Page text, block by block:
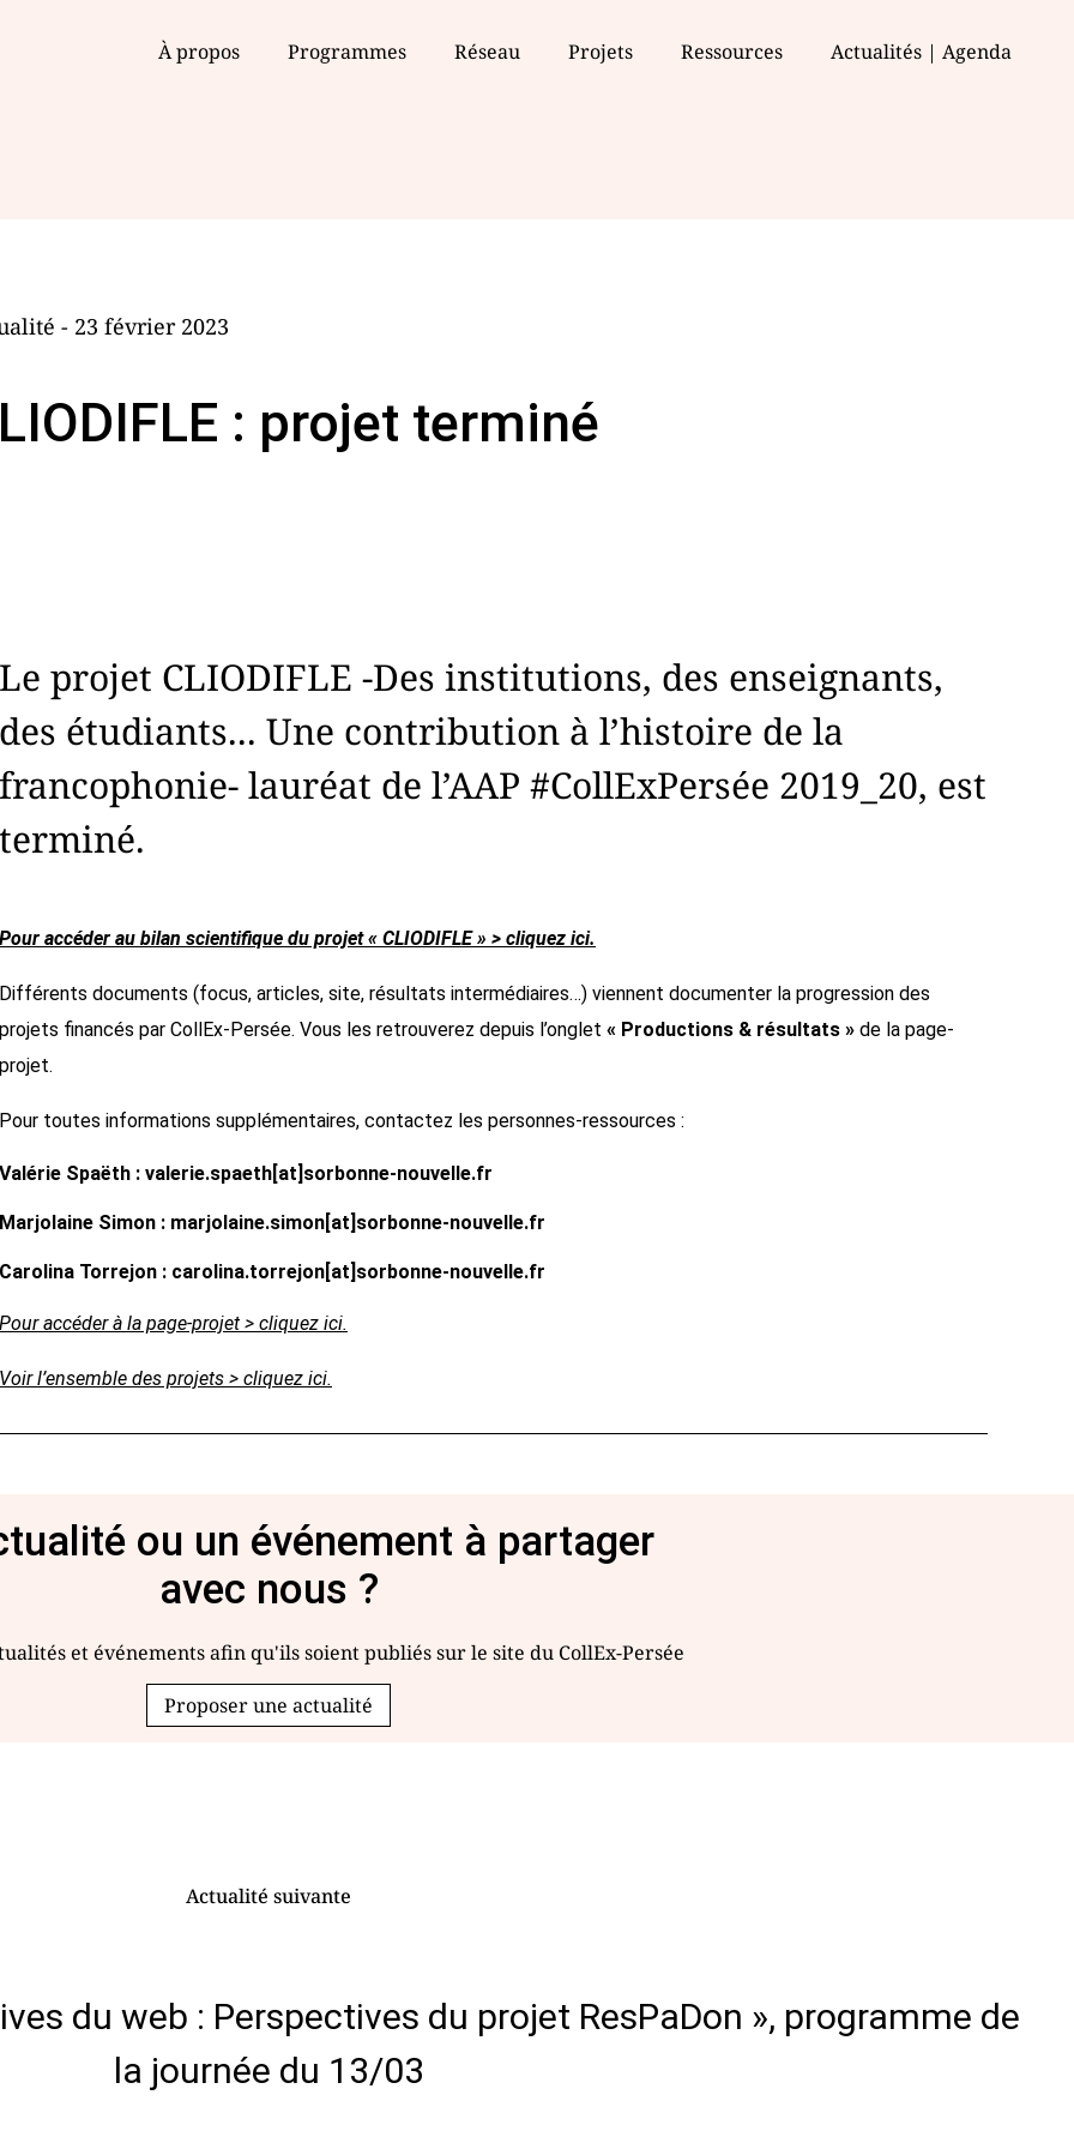
À propos Programmes Réseau Projets Ressources Actualités | Agenda
- 23 février 2023
: projet terminé
Le projet CLIODIFLE -Des institutions, des enseignants,
des étudiants... Une contribution à l’histoire de la
francophonie- lauréat de l’AAP #CollExPersée 2019_20, est
terminé.
Pour accéder au bilan scientifique du projet « CLIODIFLE » > cliquez ici.
Différents documents (focus, articles, site, résultats intermédiaires…) viennent documenter la progression des
projets financés par CollEx-Persée. Vous les retrouverez depuis l’onglet « Productions & résultats » de la page-
projet.
Pour toutes informations supplémentaires, contactez les personnes-ressources :
Valérie Spaëth : valerie.spaeth[at]sorbonne-nouvelle.fr
Marjolaine Simon : marjolaine.simon[at]sorbonne-nouvelle.fr
Carolina Torrejon : carolina.torrejon[at]sorbonne-nouvelle.fr
Pour accéder à la page-projet > cliquez ici.
Voir l’ensemble des projets > cliquez ici.
ou un événement à partager
avec nous ?
et événements afin qu'ils soient publiés sur le site du CollEx-Persée
Proposer une actualité
Actualité suivante
du web : Perspectives du projet ResPaDon », programme de
la journée du 13/03